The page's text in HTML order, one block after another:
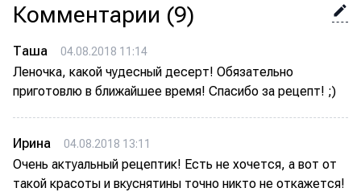
Комментарии (9)
Таша 04.08.2018 11:14
Леночка, какой чудесный десерт! Обязательно
приготовлю в ближайшее время! Спасибо за рецепт! ;)
Ирина 04.08.2018 13:11
Очень актуальный рецептик! Есть не хочется, а вот от
такой красоты и вкуснятины точно никто не откажется!